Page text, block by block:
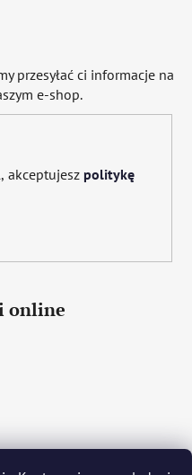
przesyłać ci informacje na
e-shop.
akceptujesz politykę
online